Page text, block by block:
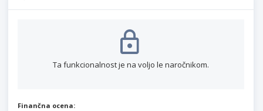
Ta funkcionalnost je na voljo le naročnikom.
Finančna ocena: